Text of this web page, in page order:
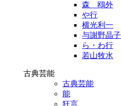
森 鴎外
や行
横光利一
与謝野晶子
ら・わ行
若山牧水
古典芸能
古典芸能
能
狂言